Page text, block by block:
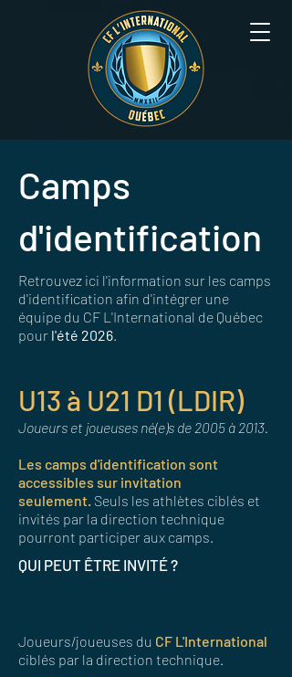
Camps
d'identification
Retrouvez ici l'information sur les camps
d'identification afin d'intégrer une
équipe du CF L'International de Québec
pour l'été 2026.
U13 à U21 D1 (LDIR)
Joueurs et joueuses né(e)s de 2005 à 2013.
Les camps d'identification sont
accessibles sur invitation
seulement. Seuls les athlètes ciblés et
invités par la direction technique
pourront participer aux camps.
QUI PEUT ÊTRE INVITÉ ?
Joueurs/joueuses du CF L'International
ciblés par la direction technique.